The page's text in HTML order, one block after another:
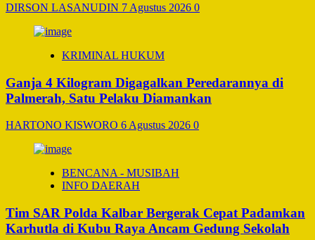
DIRSON LASANUDIN 7 Agustus 2026 0
KRIMINAL HUKUM
Ganja 4 Kilogram Digagalkan Peredarannya di
Palmerah, Satu Pelaku Diamankan
HARTONO KISWORO 6 Agustus 2026 0
BENCANA - MUSIBAH
INFO DAERAH
Tim SAR Polda Kalbar Bergerak Cepat Padamkan
Karhutla di Kubu Raya Ancam Gedung Sekolah